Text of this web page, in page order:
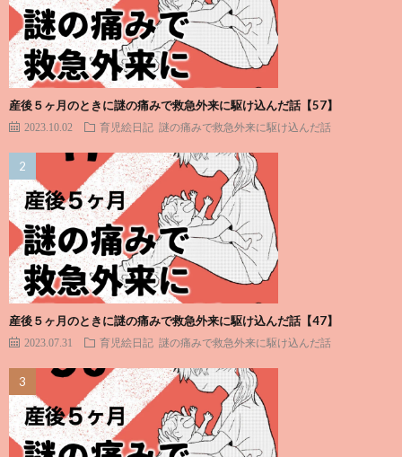
産後５ヶ月のときに謎の痛みで救急外来に駆け込んだ話【57】
2023.10.02 育児絵日記 謎の痛みで救急外来に駆け込んだ話
産後５ヶ月のときに謎の痛みで救急外来に駆け込んだ話【47】
2023.07.31 育児絵日記 謎の痛みで救急外来に駆け込んだ話